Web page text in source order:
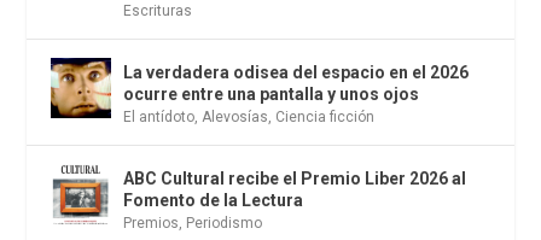
Escrituras
La verdadera odisea del espacio en el 2026
ocurre entre una pantalla y unos ojos
El antídoto,Alevosías, Ciencia ficción
ABC Cultural recibe el Premio Liber 2026 al
Fomento de la Lectura
Premios, Periodismo